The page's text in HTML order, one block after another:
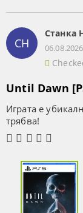
СН
Станка
06.08.2026
Until Dawn
Играта е
трябва!